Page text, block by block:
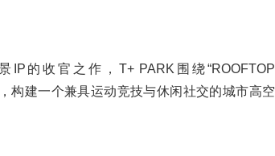
的收官之作，T+ PARK围绕“ROOFTOP
构建一个兼具运动竞技与休闲社交的城市高空